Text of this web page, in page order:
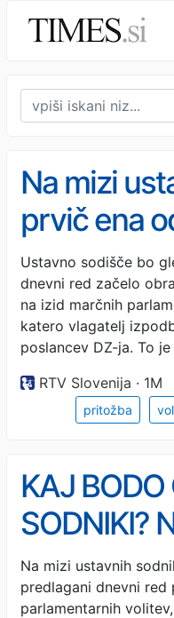
Na mizi
prvič ena
izida
Ustavno sodišče bo
dnevni red začelo
na izid marčnih
katero vlagatelj
poslancev DZ-ja. To
RTV Slovenija · 1M
pritožba
KAJ BODO
SODNIKI?
na izid
volitev
Na mizi ustavnih
predlagani dnevni
parlamentarnih